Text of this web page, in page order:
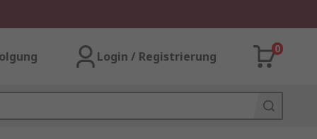
Login / Registrierung
0